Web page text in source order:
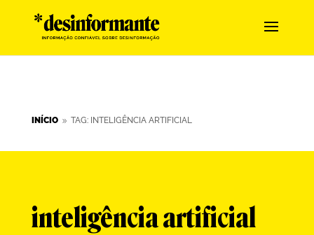
INÍCIO 9 TAG: INTELIGÊNCIA ARTIFICIAL
inteligência artificial